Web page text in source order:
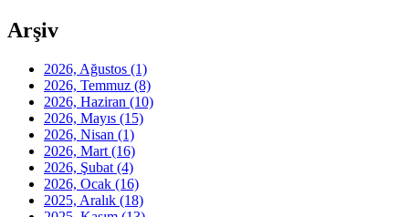
Arşiv
2026, Ağustos (1)
2026, Temmuz (8)
2026, Haziran (10)
2026, Mayıs (15)
2026, Nisan (1)
2026, Mart (16)
2026, Şubat (4)
2026, Ocak (16)
2025, Aralık (18)